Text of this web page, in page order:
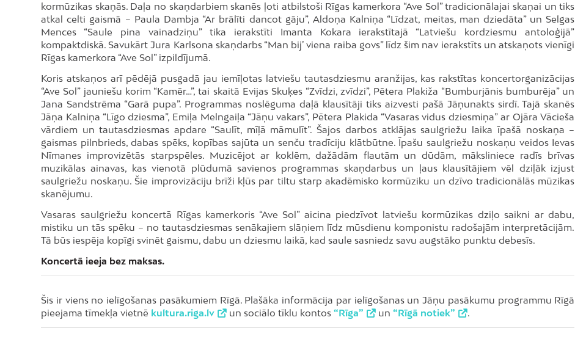
kormūzikas skaņās. Daļa no skaņdarbiem skanēs ļoti atbilstoši Rīgas kamerkora “Ave Sol” tradicionālajai skaņai un tiks
atkal celti gaismā – Paula Dambja “Ar brālīti dancot gāju”, Aldoņa Kalniņa “Līdzat, meitas, man dziedāta” un Selgas
Mences “Saule pina vainadziņu” tika ierakstīti Imanta Kokara ierakstītajā “Latviešu kordziesmu antoloģijā”
kompaktdiskā. Savukārt Jura Karlsona skaņdarbs “Man bij’ viena raiba govs” līdz šim nav ierakstīts un atskaņots vienīgi
Rīgas kamerkora “Ave Sol” izpildījumā.
Koris atskaņos arī pēdējā pusgadā jau iemīļotas latviešu tautasdziesmu aranžijas, kas rakstītas koncertorganizācijas
“Ave Sol” jauniešu korim “Kamēr…”, tai skaitā Evijas Skuķes “Zvīdzi, zvīdzi”, Pētera Plakiža “Bumburjānis bumburēja” un
Jana Sandstrēma “Garā pupa”. Programmas noslēguma daļā klausītāji tiks aizvesti pašā Jāņunakts sirdī. Tajā skanēs
Jāņa Kalniņa “Līgo dziesma”, Emiļa Melngaiļa “Jāņu vakars”, Pētera Plakida “Vasaras vidus dziesmiņa” ar Ojāra Vācieša
vārdiem un tautasdziesmas apdare “Saulīt, mīļā māmulīt”. Šajos darbos atklājas saulgriežu laika īpašā noskaņa –
gaismas pilnbrieds, dabas spēks, kopības sajūta un senču tradīciju klātbūtne. Īpašu saulgriežu noskaņu veidos Ievas
Nīmanes improvizētās starpspēles. Muzicējot ar koklēm, dažādām flautām un dūdām, māksliniece radīs brīvas
muzikālas ainavas, kas vienotā plūdumā savienos programmas skaņdarbus un ļaus klausītājiem vēl dziļāk izjust
saulgriežu noskaņu. Šie improvizāciju brīži kļūs par tiltu starp akadēmisko kormūziku un dzīvo tradicionālās mūzikas
skanējumu.
Vasaras saulgriežu koncertā Rīgas kamerkoris “Ave Sol” aicina piedzīvot latviešu kormūzikas dziļo saikni ar dabu,
mistiku un tās spēku – no tautasdziesmas senākajiem slāņiem līdz mūsdienu komponistu radošajām interpretācijām.
Tā būs iespēja kopīgi svinēt gaismu, dabu un dziesmu laikā, kad saule sasniedz savu augstāko punktu debesīs.
Koncertā ieeja bez maksas.
Šis ir viens no ielīgošanas pasākumiem Rīgā. Plašāka informācija par ielīgošanas un Jāņu pasākumu programmu Rīgā
pieejama tīmekļa vietnē kultura.riga.lv un sociālo tīklu kontos “Rīga” un “Rīgā notiek” .